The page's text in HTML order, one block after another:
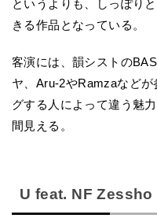
というよりも、しっぽり
きる作品となっている。
客演には、韻シストの
ヤ、Aru-2やRamzaなど
グする人によって違う魅
間見える。
U feat. NF Zessho